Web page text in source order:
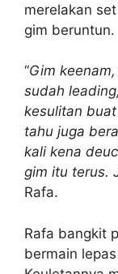
merelakan
gim beruntun.
“Gim
sudah
kesulitan
tahu juga
kali kena
gim itu terus.
Rafa.
Rafa bangkit
bermain